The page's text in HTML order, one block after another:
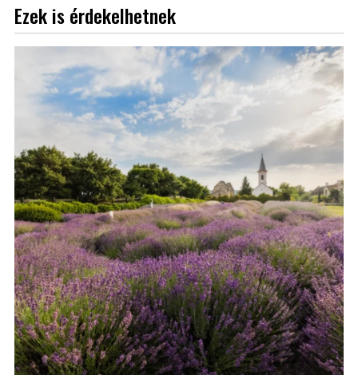
Ezek is érdekelhetnek